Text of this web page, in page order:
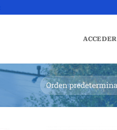
ACCEDER